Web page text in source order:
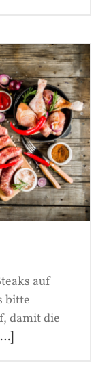
auf
bitte
damit die